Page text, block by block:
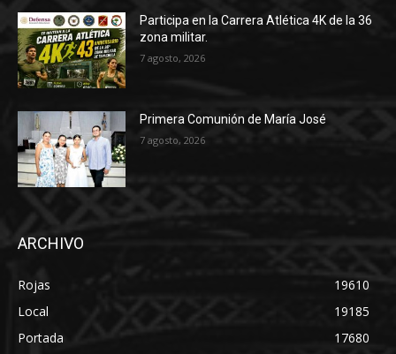
Participa en la Carrera Atlética 4K de la 36
zona militar.
7 agosto, 2026
Primera Comunión de María José
7 agosto, 2026
ARCHIVO
Rojas
19610
Local
19185
Portada
17680